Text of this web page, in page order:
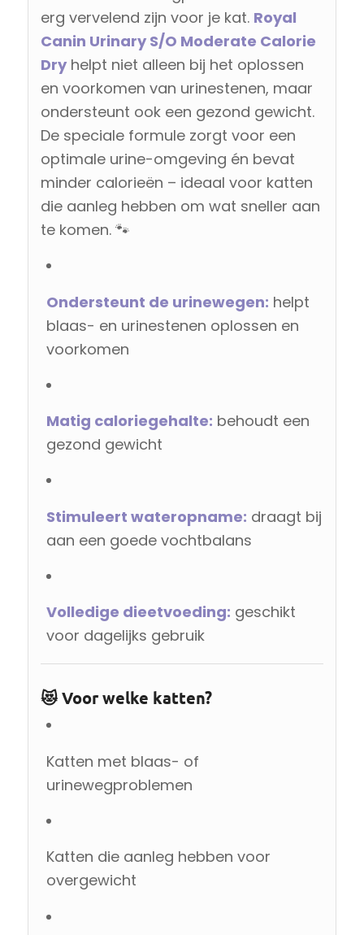
erg vervelend zijn voor je kat. Royal
Canin Urinary S/O Moderate Calorie
Dryhelpt niet alleen bij het oplossen
en voorkomen van urinestenen, maar
ondersteunt ook een gezond gewicht.
De speciale formule zorgt voor een
optimale urine-omgeving én bevat
minder calorieën – ideaal voor katten
die aanleg hebben om wat sneller aan
te komen. 🐾
Ondersteunt de urinewegen: helpt
blaas- en urinestenen oplossen en
voorkomen
Matig caloriegehalte: behoudt een
gezond gewicht
Stimuleert wateropname: draagt bij
aan een goede vochtbalans
Volledige dieetvoeding: geschikt
voor dagelijks gebruik
😻 Voor welke katten?
Katten met blaas- of
urinewegproblemen
Katten die aanleg hebben voor
overgewicht